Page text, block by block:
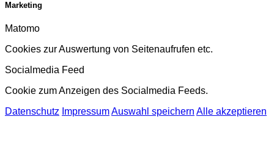
Marketing
Matomo
Cookies zur Auswertung von Seitenaufrufen etc.
Socialmedia Feed
Cookie zum Anzeigen des Socialmedia Feeds.
Datenschutz ImpressumAuswahl speichern Alle akzeptieren